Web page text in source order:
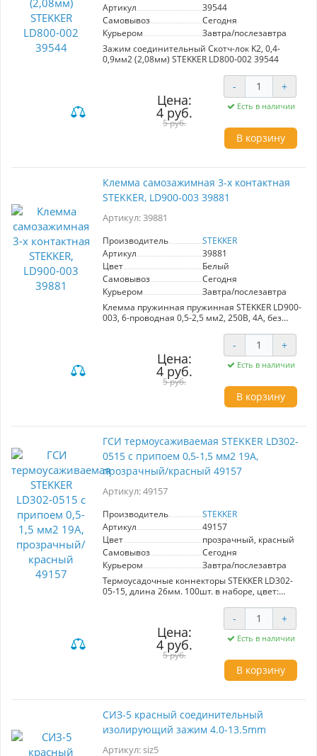
Артикул
39544
Самовывоз
Сегодня
Курьером
Завтра/послезавтра
Зажим соединительный Скотч-лок K2, 0,4-
0,9мм2 (2,08мм) STEKKER LD800-002 39544
Цена:
4 руб.
5 руб.
- +
Есть в наличии
В корзину
Клемма самозажимная 3-х контактная
STEKKER, LD900-003 39881
Артикул: 39881
Производитель
STEKKER
Артикул
39881
Цвет
Белый
Самовывоз
Сегодня
Курьером
Завтра/послезавтра
Клемма пружинная пружинная STEKKER LD900-
003, 6-проводная 0,5-2,5 мм2, 250В, 4A, без
сталь. Тип провода одножильный/
многожильный, материал провода сталь,
температура окружающей среды -20...+40°C
Цена:
4 руб.
5 руб.
- +
Есть в наличии
В корзину
ГСИ термоусаживаемая STEKKER LD302-
0515 с припоем 0,5-1,5 мм2 19A,
прозрачный/красный 49157
Артикул: 49157
Производитель
STEKKER
Артикул
49157
Цвет
прозрачный, красный
Самовывоз
Сегодня
Курьером
Завтра/послезавтра
Термоусадочные коннекторы STEKKER LD302-
05-15, длина 26мм. 100шт. в наборе, цвет:
2:1, диапазон рабочих температур -10..+35°C,
температура усадки +85..+125°C, номинальный
ток 19А, для проводов сечением мм2.
Цена:
4 руб.
5 руб.
- +
Есть в наличии
В корзину
CИЗ-5 красный соединительный
изолирующий зажим 4.0-13.5mm
Артикул: siz5